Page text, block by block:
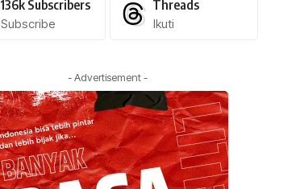
136k Subscribers
Subscribe
Threads
Ikuti
- Advertisement -